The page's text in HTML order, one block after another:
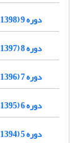
دوره 9 (1398)
دوره 8 (1397)
دوره 7 (1396)
دوره 6 (1395)
دوره 5 (1394)